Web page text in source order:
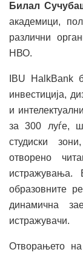
Билал
академици,
различни
НВО.
IBU HalkBank
инвестиција,
и
за 300 луѓе,
студиски
отворено
истражувања.
образовните
динамична
истражувачи.
Отворањето